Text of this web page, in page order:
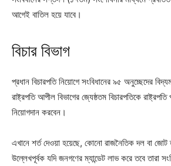
আগেই বাতিল হয়ে যাবে।
বিচার বিভাগ
প্রধান বিচারপতি নিয়োগে সংবিধানের ৯৫ অনুচ্ছেদের
রাষ্ট্রপতি আপীল বিভাগের জ্যেষ্ঠতম বিচারপতিকে রাষ্ট্রপতি
নিয়োগদান করবেন।
এখানে শর্ত দেওয়া হয়েছে, কোনো রাজনৈতিক দল বা জোট
উল্লেখপূর্বক যদি জনগণের ম্যান্ডেট লাভ করে তবে তারা